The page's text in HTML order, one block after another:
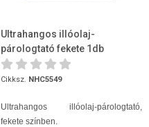
Ultrahangos illóolaj-
párologtató fekete 1db
Cikksz. NHC5549
Ultrahangos illóolaj-párologtató,
fekete színben.